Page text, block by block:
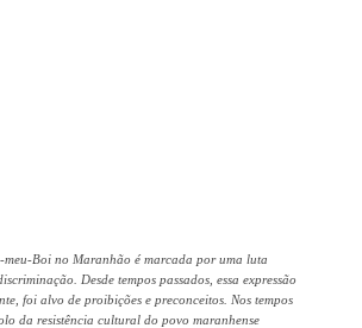
Boi no Maranhão é marcada por uma luta
Desde tempos passados, essa expressão
foi alvo de proibições e preconceitos. Nos tempos
da resistência cultural do povo maranhense